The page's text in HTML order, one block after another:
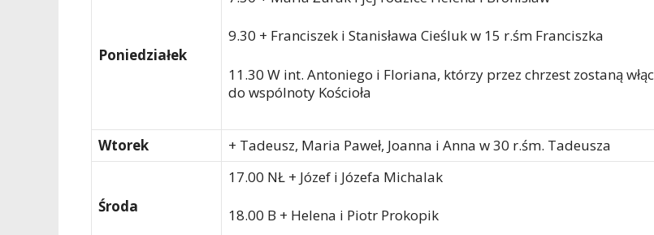
Poniedziałek
9.30 + Franciszek i Stanisława Cieśluk w 15 r.śm Franciszka
11.30 W int. Antoniego i Floriana, którzy przez chrzest zostaną
do wspólnoty Kościoła
Wtorek + Tadeusz, Maria Paweł, Joanna i Anna w 30 r.śm. Tadeusza
Środa
17.00 NŁ + Józef i Józefa Michalak
18.00 B + Helena i Piotr Prokopik